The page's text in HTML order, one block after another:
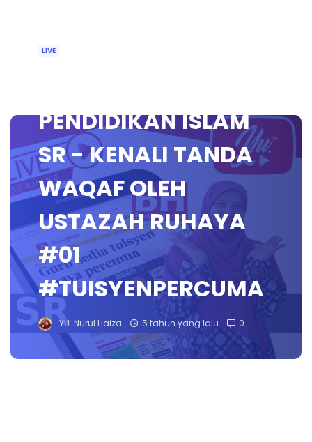
LIVE
PENDIDIKAN ISLAM
SR - KENALI TANDA
WAQAF OLEH
USTAZAH RUHAYA
#01
#TUISYENPERCUMA
YU. Nurul Haiza 5 tahun yang lalu 0